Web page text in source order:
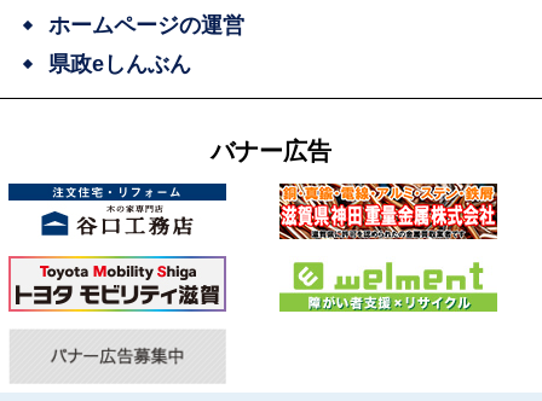
ホームページの運営
県政eしんぶん
バナー広告